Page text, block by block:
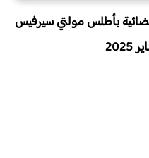
القضائية بأطلس مولتي سيرفيس